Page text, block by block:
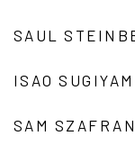
SAUL
ISAO
SAM SZAFRAN